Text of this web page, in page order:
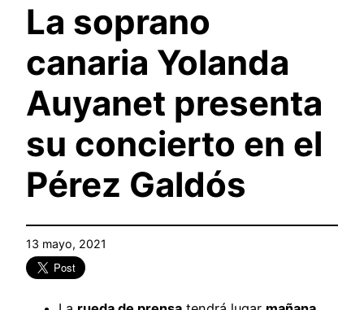
La soprano
canaria Yolanda
Auyanet presenta
su concierto en el
Pérez Galdós
13 mayo, 2021